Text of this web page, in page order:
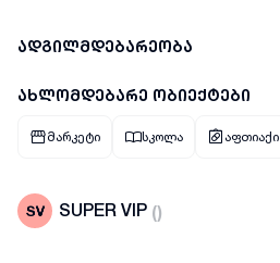
ადგილმდებარეობა
ახლომდებარე ობიექტები
მარკეტი სკოლა აფთიაქი
SUPER VIP ()